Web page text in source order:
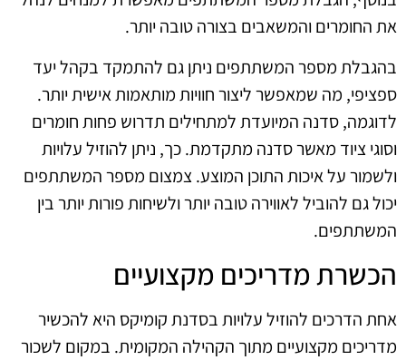
את החומרים והמשאבים בצורה טובה יותר.
בהגבלת מספר המשתתפים ניתן גם להתמקד בקהל יעד
ספציפי, מה שמאפשר ליצור חוויות מותאמות אישית יותר.
לדוגמה, סדנה המיועדת למתחילים תדרוש פחות חומרים
וסוגי ציוד מאשר סדנה מתקדמת. כך, ניתן להוזיל עלויות
ולשמור על איכות התוכן המוצע. צמצום מספר המשתתפים
יכול גם להוביל לאווירה טובה יותר ולשיחות פורות יותר בין
המשתתפים.
הכשרת מדריכים מקצועיים
אחת הדרכים להוזיל עלויות בסדנת קומיקס היא להכשיר
מדריכים מקצועיים מתוך הקהילה המקומית. במקום לשכור